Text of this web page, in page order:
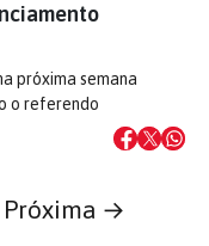
próxima semana
o referendo
Próxima →